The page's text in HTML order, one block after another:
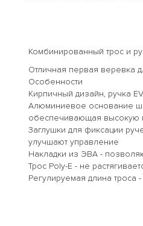
Комбинированный трос и
Отличная первая веревка
Особенности
Кирпичный дизайн, ручка
Алюминиевое основание
обеспечивающая высокую
Заглушки для фиксации
улучшают управление
Накладки из ЭВА -
Трос Poly-E - не
Регулируемая длина троса